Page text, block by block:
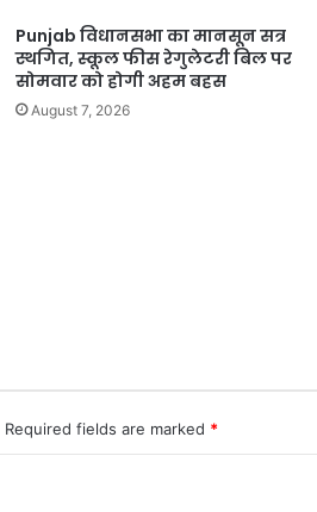
Punjab विधानसभा का मानसून सत्र
स्थगित, स्कूल फीस रेगुलेटरी बिल पर
सोमवार को होगी अहम बहस
August 7, 2026
Required fields are marked *